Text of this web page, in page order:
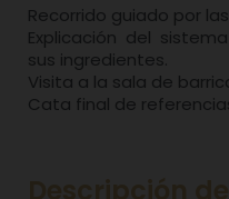
Recorrido guiado por
Explicación del
sus ingredientes.
Visita a la sala de
Cata final de